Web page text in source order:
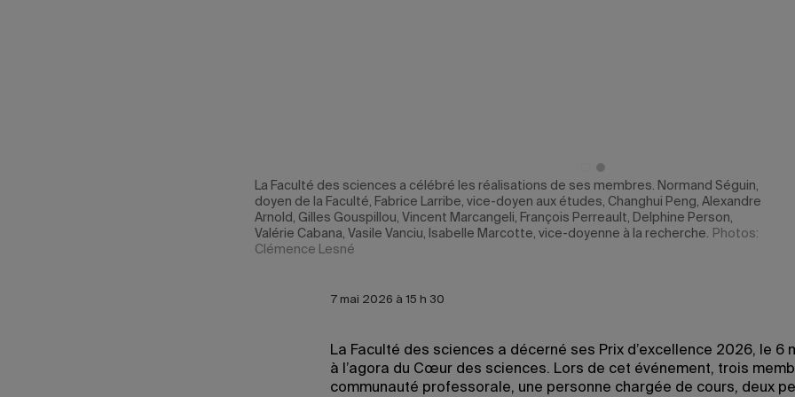
La Faculté des sciences a célébré les réalisations de ses membres. Normand Séguin,
doyen de la Faculté, Fabrice Larribe, vice-doyen aux études, Changhui Peng, Alexandre
Arnold, Gilles Gouspillou, Vincent Marcangeli, François Perreault, Delphine Person,
Valérie Cabana, Vasile Vanciu, Isabelle Marcotte, vice-doyenne à la recherche. Photos:
Clémence Lesné
7 mai 2026 à 15 h 30
La Faculté des sciences a décerné ses Prix d’excellence 2026, le 6
à l’agora du Cœur des sciences. Lors de cet événement, trois
communauté professorale, une personne chargée de cours, deux